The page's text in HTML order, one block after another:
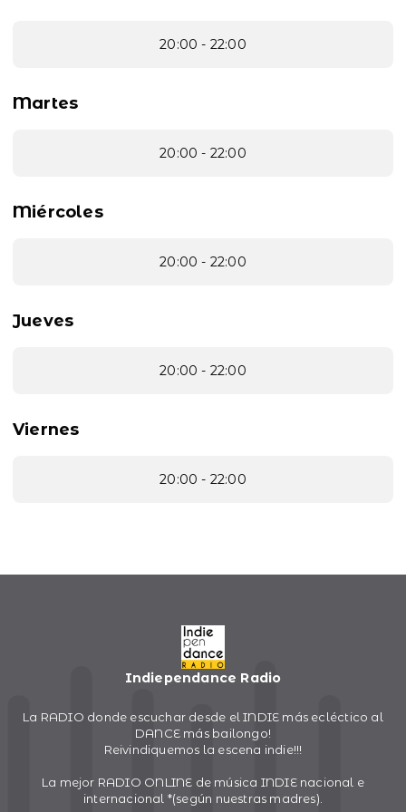
20:00 - 22:00
Martes
20:00 - 22:00
Miércoles
20:00 - 22:00
Jueves
20:00 - 22:00
Viernes
20:00 - 22:00
Indiependance Radio
La RADIO donde escuchar desde el INDIE más ecléctico al
DANCE más bailongo!
Reivindiquemos la escena indie!!!
La mejor RADIO ONLINE de música INDIE nacional e
internacional *(según nuestras madres).